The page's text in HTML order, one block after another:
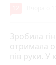
Зробила
отримала
пів руки. У